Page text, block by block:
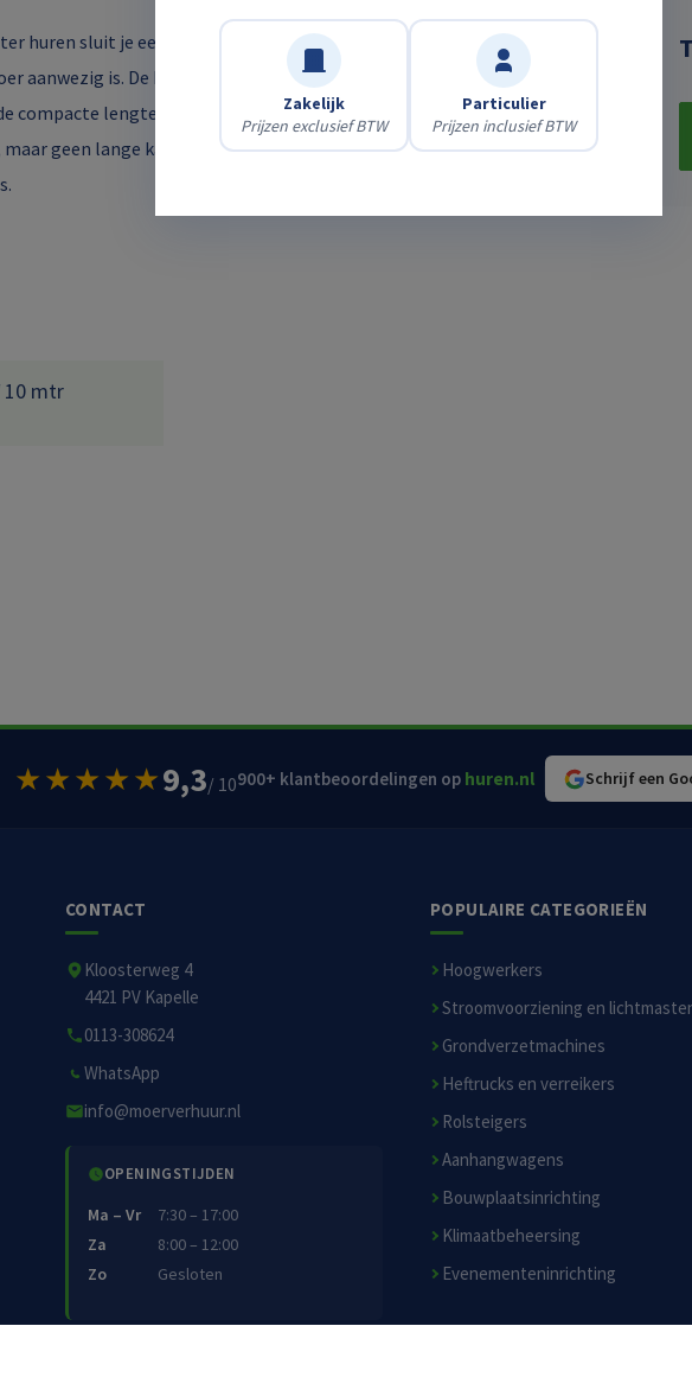
huren sluit je eenvoudig elektrische apparaten of gereedschappen aan
aanwezig is. De kabel is voorzien van schuko-stekkers en geschikt voor
compacte lengte van 10 meter is dit verlengsnoer ideaal voor klussen
geen lange kabels wilt uitrollen. Stevig uitgevoerd voor veilig
10 mtr
★★★★★9,3/ 10900+ klantbeoordelingen op huren.nl Schrijf een
CONTACT
Kloosterweg 4
4421 PV Kapelle
0113-308624
WhatsApp
info@moerverhuur.nl
OPENINGSTIJDEN
Ma – Vr
7:30 – 17:00
Za
8:00 – 12:00
Zo
Gesloten
POPULAIRE CATEGORIEËN
Hoogwerkers
Stroomvoorziening en
Grondverzetmachines
Heftrucks en verreikers
Rolsteigers
Aanhangwagens
Bouwplaatsinrichting
Klimaatbeheersing
Evenementeninrichting
Zakelijk
Prijzen exclusief BTW
Particulier
Prijzen inclusief BTW